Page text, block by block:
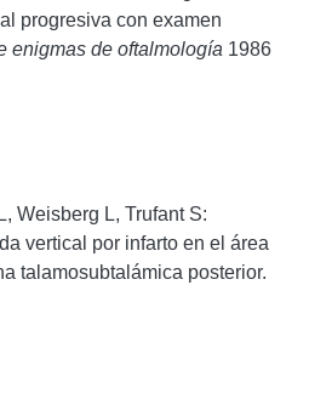
progresiva con examen
enigmas de oftalmología 1986
Weisberg L, Trufant S:
vertical por infarto en el área
talamosubtalámica posterior.